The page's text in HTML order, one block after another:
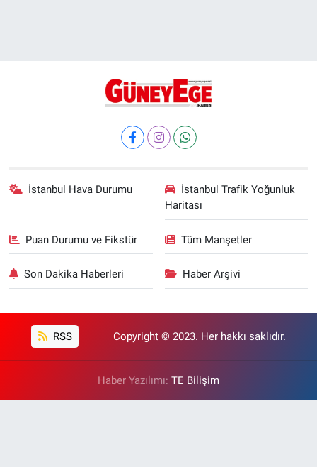
İstanbul Hava Durumu
İstanbul Trafik Yoğunluk
Haritası
Puan Durumu ve Fikstür Tüm Manşetler
Son Dakika Haberleri Haber Arşivi
RSS Copyright © 2023. Her hakkı saklıdır.
Haber Yazılımı: TE Bilişim